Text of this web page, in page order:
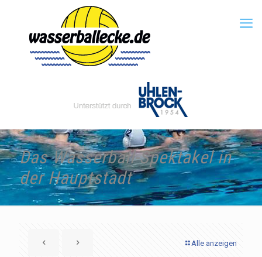
Das Wasserball-Spektakel in
der Hauptstadt
Alle anzeigen